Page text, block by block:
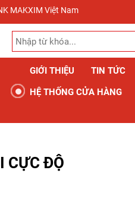
MAKXIM Việt Nam
GIỚI THIỆU TIN TỨC
HỆ THỐNG CỬA HÀNG
CỰC ĐỘ